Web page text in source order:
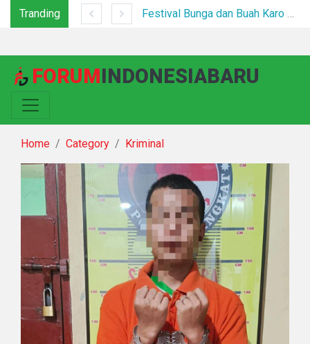
Tranding Festival Bunga dan Buah Karo 2026 Resmi Dibuka, Ribuan Pengunjung Padati Berastagi di Bawah Pengamanan Ketat
FORUMINDONESIABARU
Home Category Kriminal